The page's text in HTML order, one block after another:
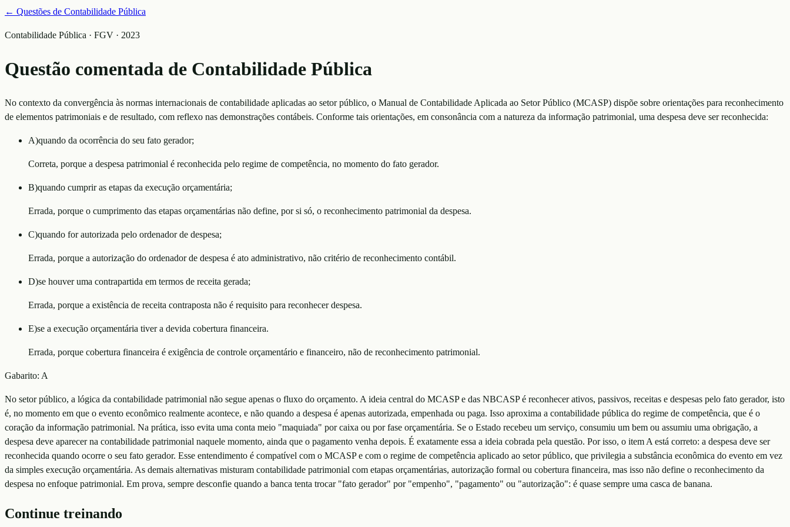
← Questões de Contabilidade Pública
Contabilidade Pública · FGV · 2023
Questão comentada de Contabilidade Pública
No contexto da convergência às normas internacionais de contabilidade aplicadas ao setor público, o Manual de Contabilidade Aplicada ao Setor Público (MCASP) dispõe sobre orientações para reconhecimento
de elementos patrimoniais e de resultado, com reflexo nas demonstrações contábeis. Conforme tais orientações, em consonância com a natureza da informação patrimonial, uma despesa deve ser reconhecida:
A)quando da ocorrência do seu fato gerador;
Correta, porque a despesa patrimonial é reconhecida pelo regime de competência, no momento do fato gerador.
B)quando cumprir as etapas da execução orçamentária;
Errada, porque o cumprimento das etapas orçamentárias não define, por si só, o reconhecimento patrimonial da despesa.
C)quando for autorizada pelo ordenador de despesa;
Errada, porque a autorização do ordenador de despesa é ato administrativo, não critério de reconhecimento contábil.
D)se houver uma contrapartida em termos de receita gerada;
Errada, porque a existência de receita contraposta não é requisito para reconhecer despesa.
E)se a execução orçamentária tiver a devida cobertura financeira.
Errada, porque cobertura financeira é exigência de controle orçamentário e financeiro, não de reconhecimento patrimonial.
Gabarito: A
No setor público, a lógica da contabilidade patrimonial não segue apenas o fluxo do orçamento. A ideia central do MCASP e das NBCASP é reconhecer ativos, passivos, receitas e despesas pelo fato gerador, isto
é, no momento em que o evento econômico realmente acontece, e não quando a despesa é apenas autorizada, empenhada ou paga. Isso aproxima a contabilidade pública do regime de competência, que é o
coração da informação patrimonial. Na prática, isso evita uma conta meio "maquiada" por caixa ou por fase orçamentária. Se o Estado recebeu um serviço, consumiu um bem ou assumiu uma obrigação, a
despesa deve aparecer na contabilidade patrimonial naquele momento, ainda que o pagamento venha depois. É exatamente essa a ideia cobrada pela questão. Por isso, o item A está correto: a despesa deve ser
reconhecida quando ocorre o seu fato gerador. Esse entendimento é compatível com o MCASP e com o regime de competência aplicado ao setor público, que privilegia a substância econômica do evento em vez
da simples execução orçamentária. As demais alternativas misturam contabilidade patrimonial com etapas orçamentárias, autorização formal ou cobertura financeira, mas isso não define o reconhecimento da
despesa no enfoque patrimonial. Em prova, sempre desconfie quando a banca tenta trocar "fato gerador" por "empenho", "pagamento" ou "autorização": é quase sempre uma casca de banana.
Continue treinando